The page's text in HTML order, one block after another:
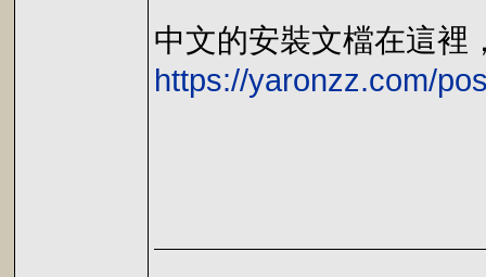
中文的安裝文檔在這裡
https://yaronzz.com/